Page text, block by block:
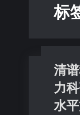
标
清
力
水